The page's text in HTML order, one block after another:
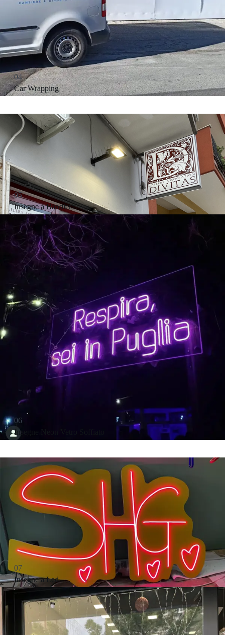
04
Car Wrapping
05
Insegne a Bandiera
06
Insegne Neon Vetro Soffiato
07
Insegne a Led